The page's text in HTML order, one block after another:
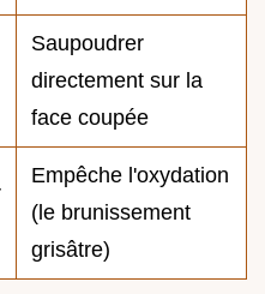
Saupoudrer
directement sur la
face coupée
Empêche l'oxydation
(le brunissement
grisâtre)